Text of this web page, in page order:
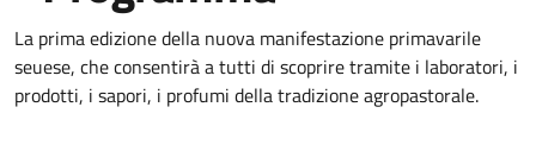
Dettagli della notizia
La prima edizione della nuova manifestazione primavarile
seuese, che consentirà a tutti di scoprire tramite i laboratori, i
prodotti, i sapori, i profumi della tradizione agropastorale.